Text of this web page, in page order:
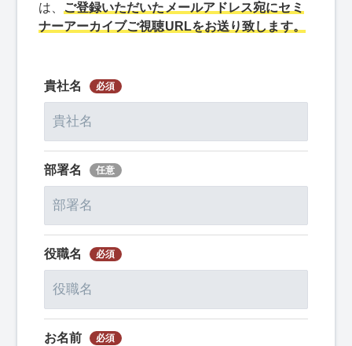
は、
ご登録いただいたメールアドレス宛にセミ
ナーアーカイブご視聴URLをお送り致します。
貴社名
部署名
役職名
お名前